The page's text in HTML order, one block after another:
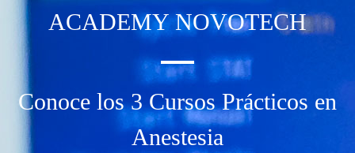
ACADEMY NOVOTECH
Conoce los 3 Cursos Prácticos en
Anestesia